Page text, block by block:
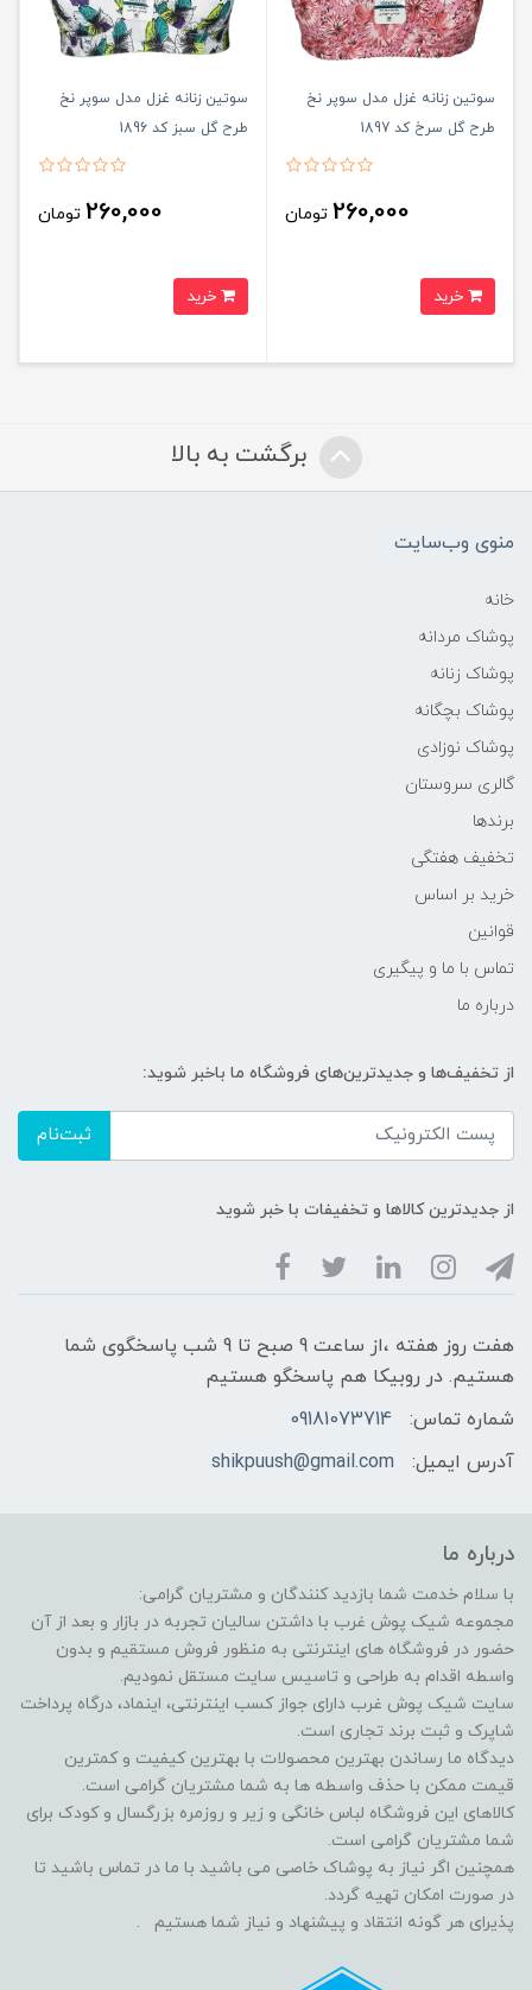
سوتین زنانه غزل مدل سوپر نخ
طرح گل سرخ کد 1897
260,000 تومان
سوتین زنانه غزل مدل سوپر نخ
طرح گل سبز کد 1896
260,000 تومان
برگشت به بالا
منوی وب‌سایت
خانه
پوشاک مردانه
پوشاک زنانه
پوشاک بچگانه
پوشاک نوزادی
گالری سروستان
برندها
تخفیف هفتگی
خرید بر اساس
قوانین
تماس با ما و پیگیری
درباره ما
از تخفیف‌ها و جدیدترین‌های فروشگاه ما باخبر شوید:
ثبت‌نام
از جدیدترین کالاها و تخفیفات با خبر شوید
هفت روز هفته ،از ساعت 9 صبح تا 9 شب پاسخگوی شما
هستیم. در روبیکا هم پاسخگو هستیم
شماره تماس:
09181073714
آدرس ایمیل:
shikpuush@gmail.com
درباره ما
با سلام خدمت شما بازدید کنندگان و مشتریان گرامی:
مجموعه شیک پوش غرب با داشتن سالیان تجربه در بازار و بعد از آن
حضور در فروشگاه های اینترنتی به منظور فروش مستقیم و بدون
واسطه اقدام به طراحی و تاسیس سایت مستقل نمودیم.
سایت شیک پوش غرب دارای جواز کسب اینترنتی، اینماد، درگاه پرداخت
شاپرک و ثبت برند تجاری است.
دیدگاه ما رساندن بهترین محصولات با بهترین کیفیت و کمترین
قیمت ممکن با حذف واسطه ها به شما مشتریان گرامی است.
کالاهای این فروشگاه لباس خانگی و زیر و روزمره بزرگسال و کودک برای
شما مشتریان گرامی است.
همچنین اگر نیاز به پوشاک خاصی می باشید با ما در تماس باشید تا
در صورت امکان تهیه گردد.
پذیرای هر گونه انتقاد و پیشنهاد و نیاز شما هستیم .